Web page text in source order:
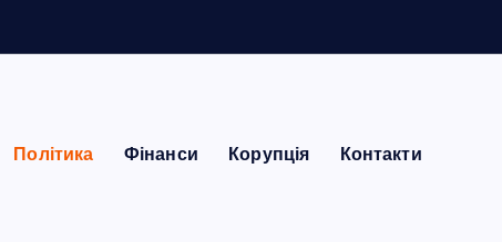
Політика Фінанси Корупція Контакти